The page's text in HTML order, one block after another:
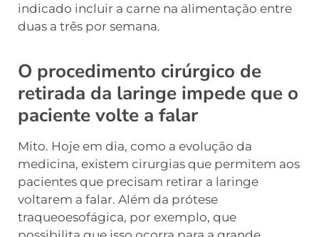
indicado incluir a carne na alimentação entre
duas a três por semana.
O procedimento cirúrgico de
retirada da laringe impede que o
paciente volte a falar
Mito. Hoje em dia, como a evolução da
medicina, existem cirurgias que permitem aos
pacientes que precisam retirar a laringe
voltarem a falar. Além da prótese
traqueoesofágica, por exemplo, que